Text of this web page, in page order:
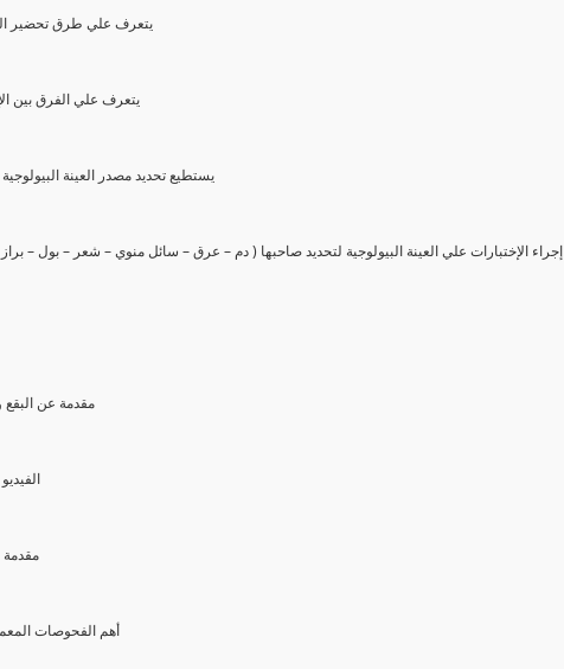
(4) يتعرف علي طرق تحضير
(5) يتعرف علي الفرق بين
(6) يستطيع تحديد مصدر العينة
(7) إجراء الإختبارات علي العينة البيولوجية لتحديد صاحبها ( دم – عرق – سائل منوي – شعر – بول –
1- مقدمة عن
(1)
(2)
(3) أهم الفحوصات